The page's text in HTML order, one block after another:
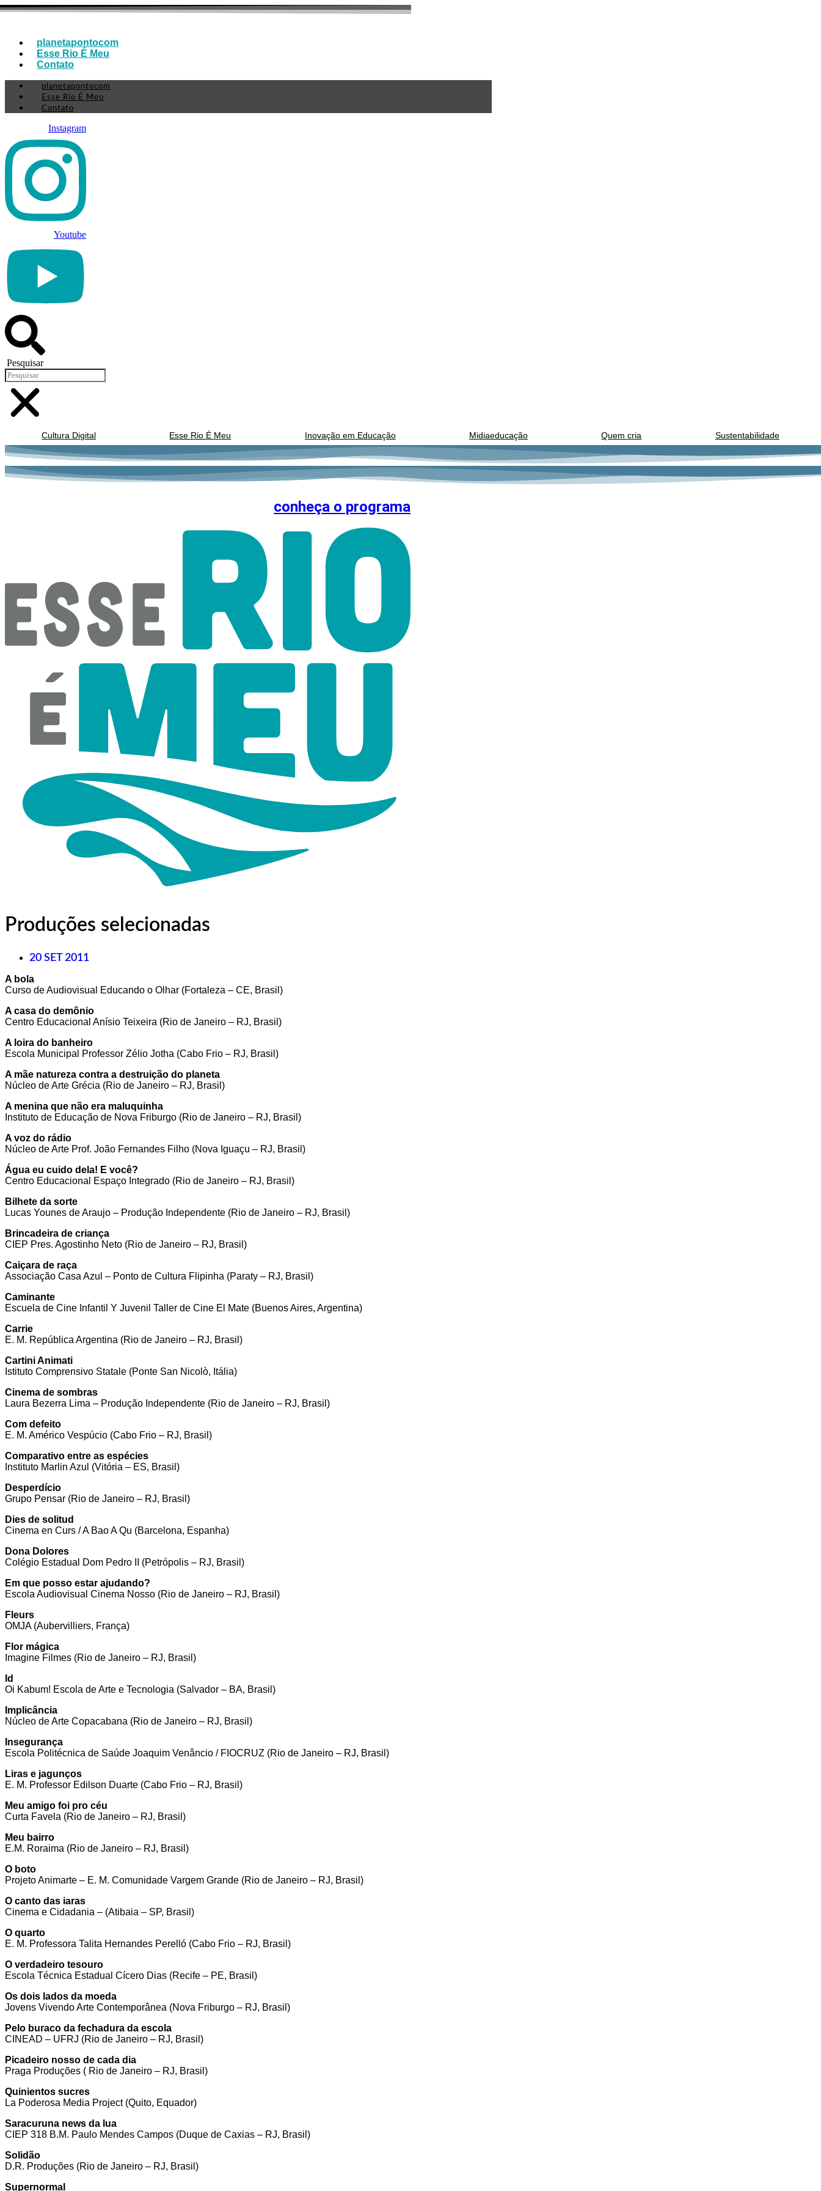
Ir
conteúdoplanetapontocom
Esse Rio É Meu
Contato
planetapontocom
Esse Rio É Meu
Contato
Instagram
Youtube
Pesquisar
Cultura Digital Esse Rio É Meu Inovação em Educação Midiaeducação Quem cria Sustentabilidade
conheça o programa
Produções selecionadas
20 SET 2011
A bola
Curso de Audiovisual Educando o Olhar (Fortaleza – CE, Brasil)
A casa do demônio
Centro Educacional Anísio Teixeira (Rio de Janeiro – RJ, Brasil)
A loira do banheiro
Escola Municipal Professor Zélio Jotha (Cabo Frio – RJ, Brasil)
A mãe natureza contra a destruição do planeta
Núcleo de Arte Grécia (Rio de Janeiro – RJ, Brasil)
A menina que não era maluquinha
Instituto de Educação de Nova Friburgo (Rio de Janeiro – RJ, Brasil)
A voz do rádio
Núcleo de Arte Prof. João Fernandes Filho (Nova Iguaçu – RJ, Brasil)
Água eu cuido dela! E você?
Centro Educacional Espaço Integrado (Rio de Janeiro – RJ, Brasil)
Bilhete da sorte
Lucas Younes de Araujo – Produção Independente (Rio de Janeiro – RJ, Brasil)
Brincadeira de criança
CIEP Pres. Agostinho Neto (Rio de Janeiro – RJ, Brasil)
Caiçara de raça
Associação Casa Azul – Ponto de Cultura Flipinha (Paraty – RJ, Brasil)
Caminante
Escuela de Cine Infantil Y Juvenil Taller de Cine El Mate (Buenos Aires, Argentina)
Carrie
E. M. República Argentina (Rio de Janeiro – RJ, Brasil)
Cartini Animati
Istituto Comprensivo Statale (Ponte San Nicolò, Itália)
Cinema de sombras
Laura Bezerra Lima – Produção Independente (Rio de Janeiro – RJ, Brasil)
Com defeito
E. M. Américo Vespúcio (Cabo Frio – RJ, Brasil)
Comparativo entre as espécies
Instituto Marlin Azul (Vitória – ES, Brasil)
Desperdício
Grupo Pensar (Rio de Janeiro – RJ, Brasil)
Dies de solitud
Cinema en Curs / A Bao A Qu (Barcelona, Espanha)
Dona Dolores
Colégio Estadual Dom Pedro II (Petrópolis – RJ, Brasil)
Em que posso estar ajudando?
Escola Audiovisual Cinema Nosso (Rio de Janeiro – RJ, Brasil)
Fleurs
OMJA (Aubervilliers, França)
Flor mágica
Imagine Filmes (Rio de Janeiro – RJ, Brasil)
Id
Oi Kabum! Escola de Arte e Tecnologia (Salvador – BA, Brasil)
Implicância
Núcleo de Arte Copacabana (Rio de Janeiro – RJ, Brasil)
Insegurança
Escola Politécnica de Saúde Joaquim Venâncio / FIOCRUZ (Rio de Janeiro – RJ, Brasil)
Liras e jagunços
E. M. Professor Edilson Duarte (Cabo Frio – RJ, Brasil)
Meu amigo foi pro céu
Curta Favela (Rio de Janeiro – RJ, Brasil)
Meu bairro
E.M. Roraima (Rio de Janeiro – RJ, Brasil)
O boto
Projeto Animarte – E. M. Comunidade Vargem Grande (Rio de Janeiro – RJ, Brasil)
O canto das iaras
Cinema e Cidadania – (Atibaia – SP, Brasil)
O quarto
E. M. Professora Talita Hernandes Perelló (Cabo Frio – RJ, Brasil)
O verdadeiro tesouro
Escola Técnica Estadual Cícero Dias (Recife – PE, Brasil)
Os dois lados da moeda
Jovens Vivendo Arte Contemporânea (Nova Friburgo – RJ, Brasil)
Pelo buraco da fechadura da escola
CINEAD – UFRJ (Rio de Janeiro – RJ, Brasil)
Picadeiro nosso de cada dia
Praga Produções ( Rio de Janeiro – RJ, Brasil)
Quinientos sucres
La Poderosa Media Project (Quito, Equador)
Saracuruna news da lua
CIEP 318 B.M. Paulo Mendes Campos (Duque de Caxias – RJ, Brasil)
Solidão
D.R. Produções (Rio de Janeiro – RJ, Brasil)
Supernormal